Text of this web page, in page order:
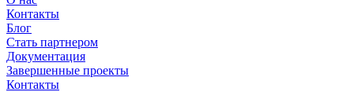
Контакты
Блог
Стать партнером
Документация
Завершенные проекты
Контакты